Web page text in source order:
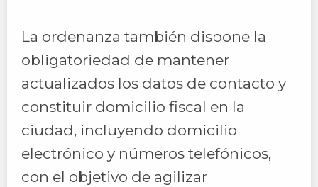
La ordenanza también dispone la
obligatoriedad de mantener
actualizados los datos de contacto y
constituir domicilio fiscal en la
ciudad, incluyendo domicilio
electrónico y números telefónicos,
con el objetivo de agilizar